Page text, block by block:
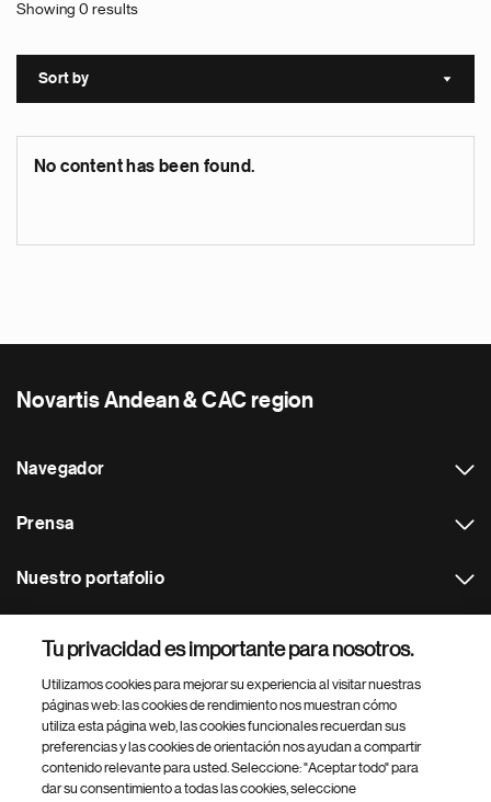
Showing 0 results
Sort by Sort
No content has been found.
Novartis Andean & CAC region
Navegador
Prensa
Nuestro portafolio
Footer Site Search
Tu privacidad es importante para nosotros.
Utilizamos cookies para mejorar su experiencia al visitar nuestras
páginas web: las cookies de rendimiento nos muestran cómo
utiliza esta página web, las cookies funcionales recuerdan sus
preferencias y las cookies de orientación nos ayudan a compartir
contenido relevante para usted. Seleccione: "Aceptar todo" para
dar su consentimiento a todas las cookies, seleccione